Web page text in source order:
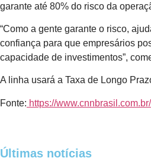
garante até 80% do risco da
“Como a gente garante o risco,
confiança para que empresários
capacidade de investimentos”,
A linha usará a Taxa de Longo
Fonte: https://www.cnnbrasil.com.br/
Últimas notícias